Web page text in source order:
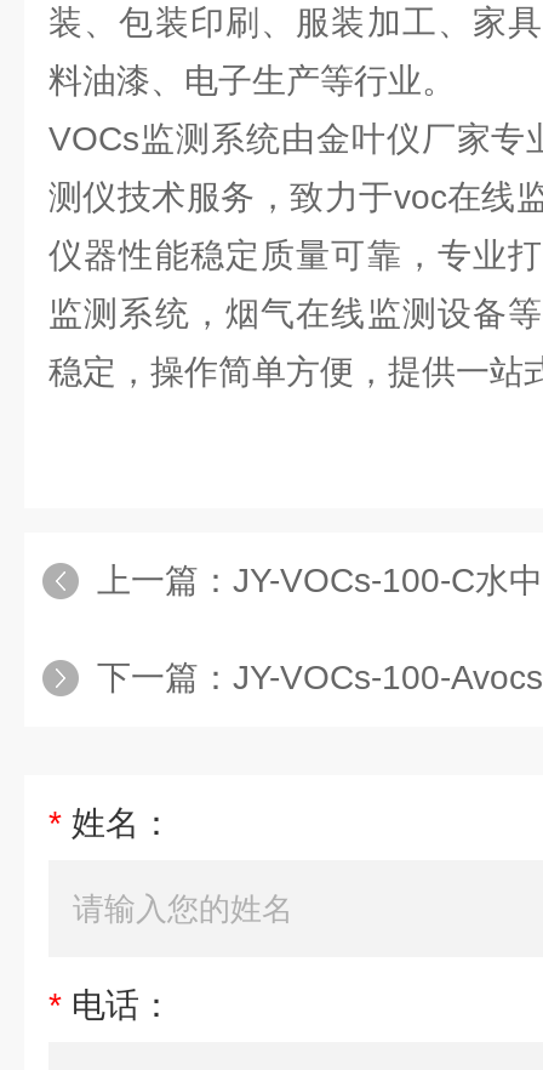
装、包装印刷、服装加工、家
料油漆、电子生产等行业。
VOCs监测系统由金叶仪厂家专
测仪技术服务，致力于voc在线
仪器性能稳定质量可靠，专业
监测系统，烟气在线监测设备
稳定，操作简单方便，提供一站
上一篇： JY-VOCs-100-C水中vocs
下一篇： JY-VOCs-100-
* 姓名：
* 电话：